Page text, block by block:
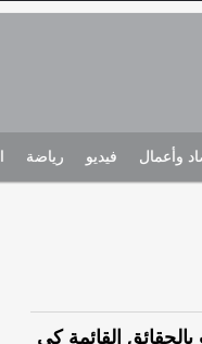
وأعمال فيديو رياضة
القائمة كي